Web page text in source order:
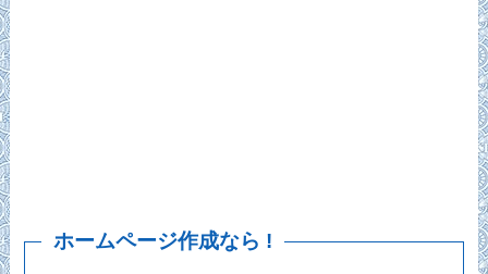
ホームページ作成なら !